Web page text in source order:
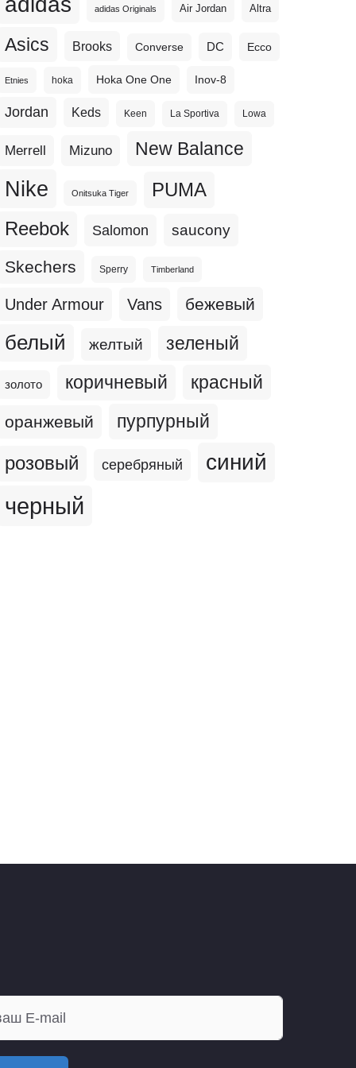
adidas Originals Air Jordan Altra
Asics Brooks Converse DC Ecco
Etnies hoka Hoka One One Inov-8
Jordan Keds Keen La Sportiva Lowa
Merrell Mizuno New Balance
Nike Onitsuka Tiger PUMA
Reebok Salomon saucony
Skechers Sperry Timberland
Under Armour Vans бежевый
белый желтый зеленый
золото коричневый красный
оранжевый пурпурный
розовый серебряный синий
черный